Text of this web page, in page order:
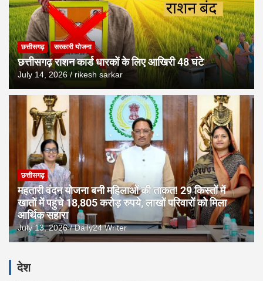
छत्तीसगढ़ सरकारी योजना
छत्तीसगढ़ राशन कार्ड धारकों के लिए आखिरी 48 घंटे
July 14, 2026 rikesh sarkar
छत्तीसगढ़
महतारी वंदन योजना बनी महिलाओं की ताकत! 29 किस्तों में
खातों में पहुंचे 18,805 करोड़ रुपये, लाखों परिवारों को मिला
आर्थिक सहारा
July 13, 2026 Daily24 Writer
देश